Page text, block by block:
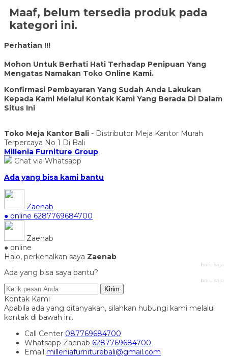
Maaf, belum tersedia produk pada
kategori ini.
Perhatian !!!
Mohon Untuk Berhati Hati Terhadap Penipuan Yang
Mengatas Namakan Toko Online Kami.
Konfirmasi Pembayaran Yang Sudah Anda Lakukan
Kepada Kami Melalui Kontak Kami Yang Berada Di Dalam
Situs Ini
Toko Meja Kantor Bali - Distributor Meja Kantor Murah
Terpercaya No 1 Di Bali
Millenia Furniture Group
Chat via Whatsapp
Ada yang bisa kami bantu
Zaenab
● online 6287769684700
Zaenab
● online
Halo, perkenalkan saya Zaenab
baru saja
Ada yang bisa saya bantu?
baru saja
Kirim
Kontak Kami
Apabila ada yang ditanyakan, silahkan hubungi kami melalui
kontak di bawah ini.
Call Center 087769684700
Whatsapp Zaenab 6287769684700
Email milleniafurniturebali@gmail.com